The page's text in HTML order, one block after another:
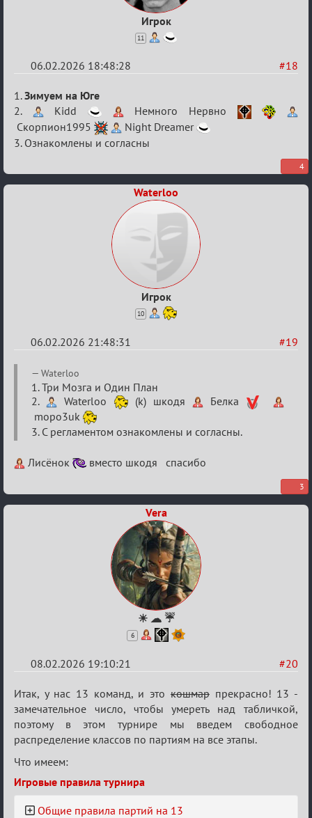
Игрок
11
#18
06.02.2026 18:48:28
Re:
XV
Кубок
сумеречных
1.Зимуем на Юге
2.
Kidd
Немного Нервно
Скорпион1995
Night Dreamer
3. Ознакомлены и согласны
4
Waterloo
Игрок
10
#19
06.02.2026 21:48:31
Re:
XV
Кубок
сумеречных
разборок
Waterloo
1. Три Мозга и Один План
2.
Waterloo (k) шкодя
Белка
mopo3uk
3. С регламентом ознакомлены и согласны.
Лисёнок вместо шкодя спасибо
3
Vera
☀ ☁ ☔
6
#20
08.02.2026 19:10:21
Re:
XV
Кубок
сумеречных
разборок
Итак, у нас 13 команд, и это кошмарпрекрасно! 13 -
замечательное число, чтобы умереть над табличкой,
поэтому в этом турнире мы введем свободное
распределение классов по партиям на все этапы.
Что имеем:
Игровые правила турнира
Общие правила партий на 13